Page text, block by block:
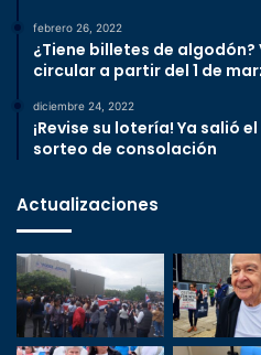
febrero 26, 2022
¿Tiene billetes de algodón?
circular a partir del 1 de
diciembre 24, 2022
¡Revise su lotería! Ya salió
sorteo de consolación
Actualizaciones